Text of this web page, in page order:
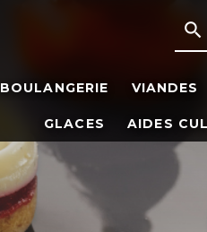
search
BOULANGERIE VIANDES
GLACES AIDES